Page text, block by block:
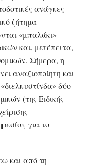
ανάγκες
ζήτημα
«μπαλάκι»
και, μετέπειτα,
Σήμερα, η
αναξιοποίητη και
δύο
(της Ειδικής
για το
και από τη